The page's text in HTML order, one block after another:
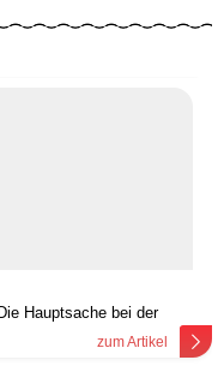
Hauptsache bei der
zum Artikel